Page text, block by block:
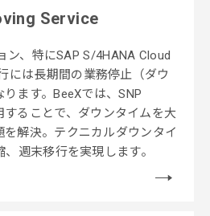
Service
ン、特にSAP S/4HANA Cloud
には長期間の業務停止（ダウ
ります。BeeXでは、SNP
ることで、ダウンタイムを大
解決。テクニカルダウンタイ
週末移行を実現します。